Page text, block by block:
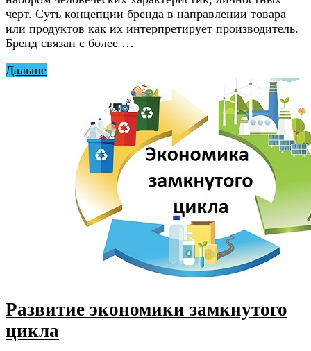
черт. Суть концепции бренда в направлении товара
или продуктов как их интерпретирует производитель.
Бренд связан с более …
Дальше
Развитие экономики замкнутого
цикла